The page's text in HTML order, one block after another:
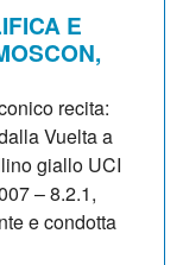
E
recita:
Vuelta a
giallo UCI
– 8.2.1,
e condotta